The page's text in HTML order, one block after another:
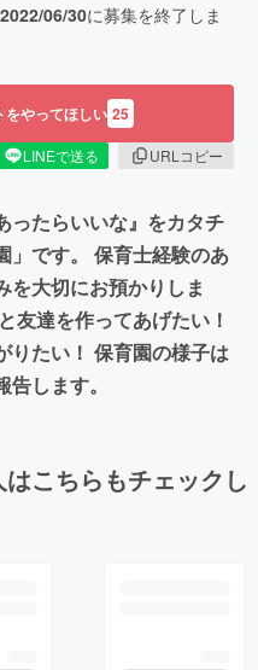
2022/06/30に募集を終了しま
をやってほしい 25
LINEで送る
URLコピー
ったらいいな』をカタチ
」です。 保育士経験のあ
を大切にお預かりしま
友達を作ってあげたい！
りたい！ 保育園の様子は
します。
こちらもチェックし